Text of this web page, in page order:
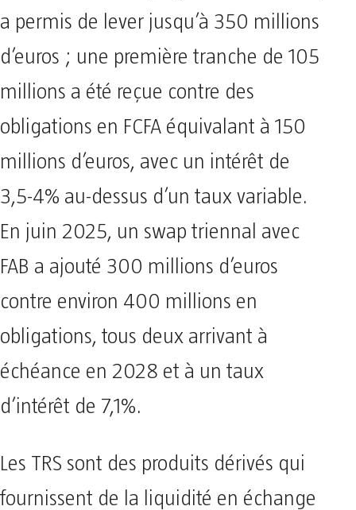
a permis de lever jusqu’à 350 millions
d’euros ; une première tranche de 105
millions a été reçue contre des
obligations en FCFA équivalant à 150
millions d’euros, avec un intérêt de
3,5-4% au-dessus d’un taux variable.
En juin 2025, un swap triennal avec
FAB a ajouté 300 millions d’euros
contre environ 400 millions en
obligations, tous deux arrivant à
échéance en 2028 et à un taux
d’intérêt de 7,1%.
Les TRS sont des produits dérivés qui
fournissent de la liquidité en échange